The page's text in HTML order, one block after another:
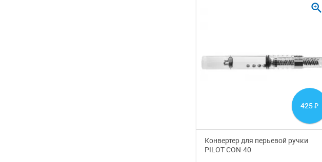
425 ₽
Конвертер для перьевой ручки
PILOT CON-40
zoom_in